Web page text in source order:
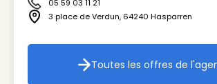
Icône téléphone
05 59 03 11 21
Icône adresse
3 place de Verdun, 64240 Hasparren
Toutes les
Toutes les offres de